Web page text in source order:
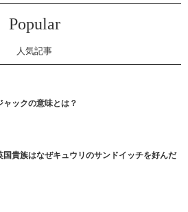
Popular
人気記事
ックの意味とは？
国貴族はなぜキュウリのサンドイッチを好んだ